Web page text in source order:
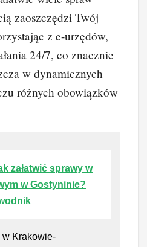
zaoszczędzi Twój
z e-urzędów,
24/7, co znacznie
w dynamicznych
różnych obowiązków
załatwić sprawy w
w Gostyninie?
w Krakowie-